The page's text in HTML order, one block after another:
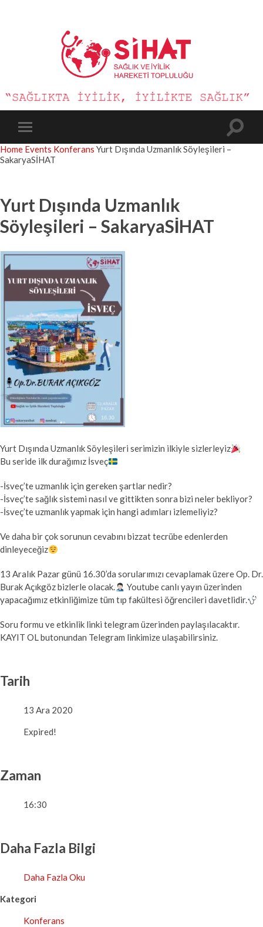
Sağlık
ve
İyilik
mobile
menu
Toggle
Home Events Konferans Yurt Dışında Uzmanlık Söyleşileri –
SakaryaSİHAT
Yurt Dışında Uzmanlık
Söyleşileri – SakaryaSİHAT
Yurt Dışında Uzmanlık Söyleşileri serimizin ilkiyle sizlerleyiz
Bu seride ilk durağımız İsveç
-İsveç’te uzmanlık için gereken şartlar nedir?
-İsveç’te sağlık sistemi nasıl ve gittikten sonra bizi neler bekliyor?
-İsveç’te uzmanlık yapmak için hangi adımları izlemeliyiz?
Ve daha bir çok sorunun cevabını bizzat tecrübe edenlerden
dinleyeceğiz
13 Aralık Pazar günü 16.30’da sorularımızı cevaplamak üzere Op. Dr.
Burak Açıkgöz bizlerle olacak.
Youtube canlı yayın üzerinden
yapacağımız etkinliğimize tüm tıp fakültesi öğrencileri davetlidir.
Soru formu ve etkinlik linki telegram üzerinden paylaşılacaktır.
KAYIT OL butonundan Telegram linkimize ulaşabilirsiniz.
Tarih
13 Ara 2020
Expired!
Zaman
16:30
Daha Fazla Bilgi
Daha Fazla Oku
Kategori
Konferans